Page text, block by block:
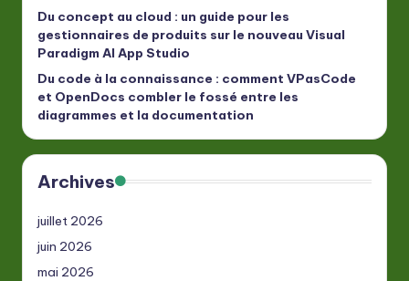
Du concept au cloud : un guide pour les
gestionnaires de produits sur le nouveau Visual
Paradigm AI App Studio
Du code à la connaissance : comment VPasCode
et OpenDocs combler le fossé entre les
diagrammes et la documentation
Archives
juillet 2026
juin 2026
mai 2026